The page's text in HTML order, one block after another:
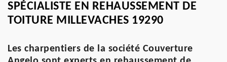
SPÉCIALISTE EN REHAUSSEMENT DE
TOITURE MILLEVACHES 19290
Les charpentiers de la société Couverture